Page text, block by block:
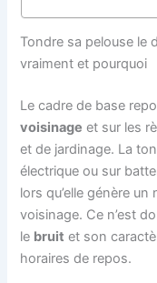
Tondre sa pelouse le
vraiment et pourquoi
Le cadre de base
voisinage et sur les
et de jardinage. La
électrique ou sur
lors qu’elle génère
voisinage. Ce n’est
le bruit et son
horaires de repos.